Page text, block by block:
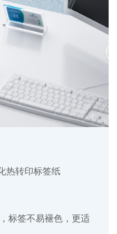
热转印标签纸
标签不易褪色，更适